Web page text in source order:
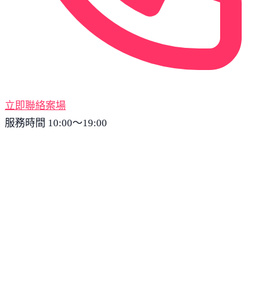
立即聯絡案場
服務時間 10:00～19:00